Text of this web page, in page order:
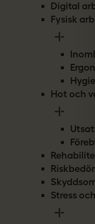
Digital
Fysisk
Hot och
Stress